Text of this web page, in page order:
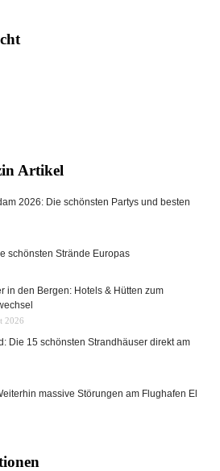
Artikel
2026: Die schönsten Partys und besten
schönsten Strände Europas
in den Bergen: Hotels & Hütten zum
2026
Die 15 schönsten Strandhäuser direkt am
massive Störungen am Flughafen El